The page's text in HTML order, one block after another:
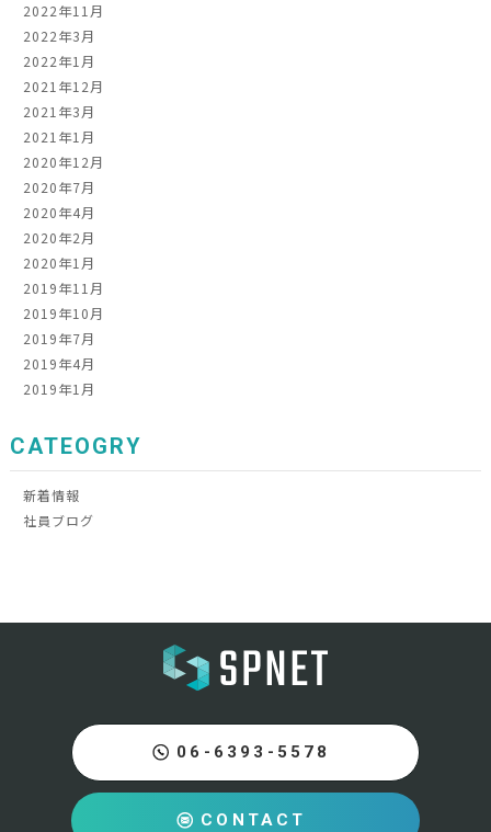
2022年11月
2022年3月
2022年1月
2021年12月
2021年3月
2021年1月
2020年12月
2020年7月
2020年4月
2020年2月
2020年1月
2019年11月
2019年10月
2019年7月
2019年4月
2019年1月
CATEOGRY
新着情報
社員ブログ
06-6393-5578
CONTACT